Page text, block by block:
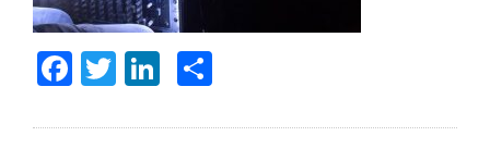
Facebook
TwitterLinkedIn